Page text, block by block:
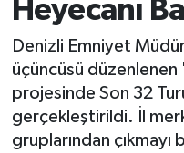
Heyecanı
Denizli Emniyet
üçüncüsü
projesinde Son 32
gerçekleştirildi. İl
gruplarından çıkmayı
EKONOMİ
KÜLTÜR SANAT
SPOR
Tüm Manşetler
Son Dakika
Haber Arşivi